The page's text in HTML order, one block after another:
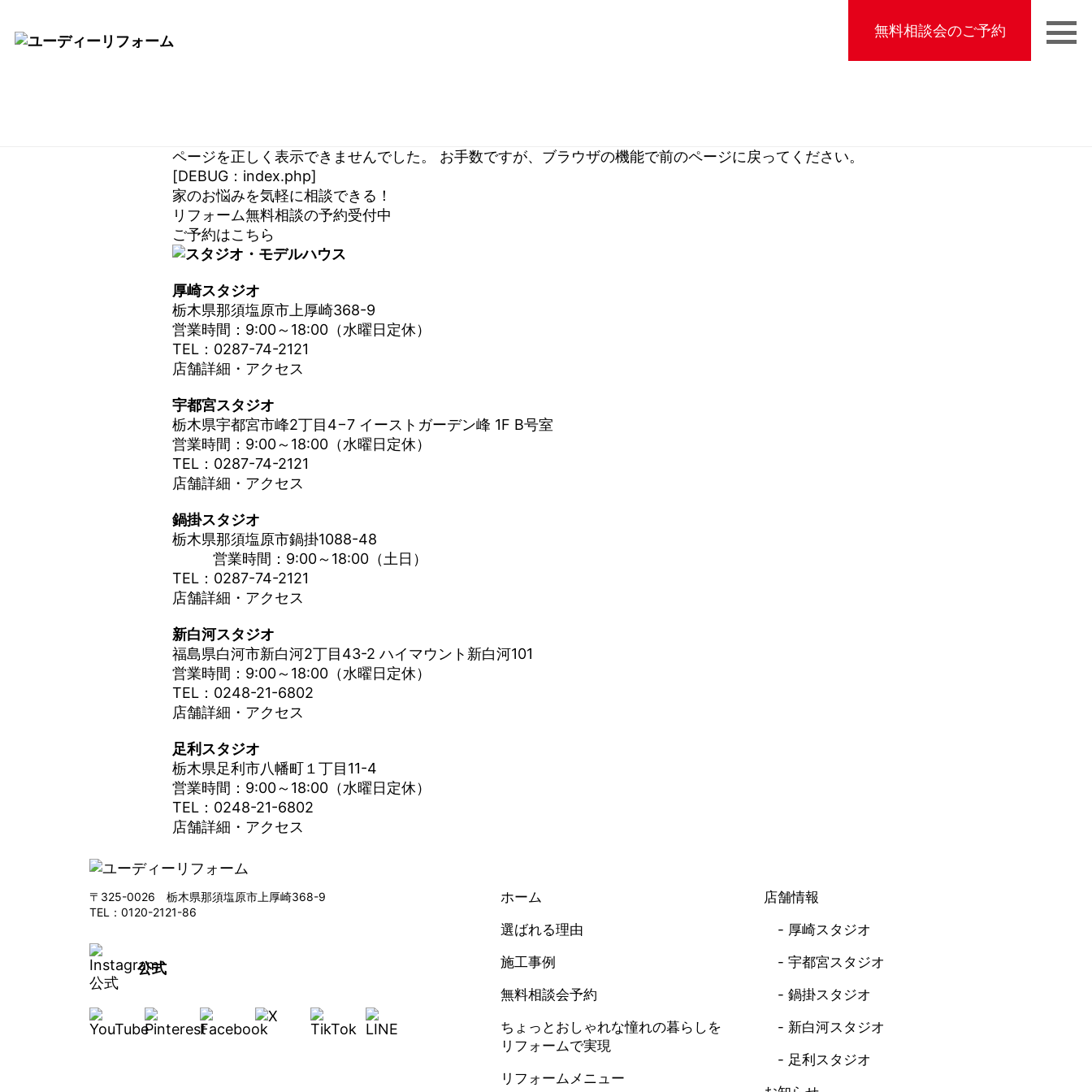
無料相談会のご予約
ページを正しく表示できませんでした。 お手数ですが、ブラウザの機能で前のページに戻ってください。
[DEBUG：index.php]
家のお悩みを気軽に相談できる！
リフォーム無料相談の予約受付中
ご予約はこちら
厚崎スタジオ
栃木県那須塩原市上厚崎368-9
営業時間：9:00～18:00（水曜日定休）
TEL：0287-74-2121
店舗詳細・アクセス
宇都宮スタジオ
栃木県宇都宮市峰2丁目4−7 イーストガーデン峰 1F B号室
営業時間：9:00～18:00（水曜日定休）
TEL：0287-74-2121
店舗詳細・アクセス
鍋掛スタジオ
栃木県那須塩原市鍋掛1088-48
営業時間：9:00～18:00（土日）
TEL：0287-74-2121
店舗詳細・アクセス
新白河スタジオ
福島県白河市新白河2丁目43-2 ハイマウント新白河101
営業時間：9:00～18:00（水曜日定休）
TEL：0248-21-6802
店舗詳細・アクセス
足利スタジオ
栃木県足利市八幡町１丁目11-4
営業時間：9:00～18:00（水曜日定休）
TEL：0248-21-6802
店舗詳細・アクセス
〒325-0026 栃木県那須塩原市上厚崎368-9
TEL：0120-2121-86
公式
ホーム
選ばれる理由
施工事例
無料相談会予約
ちょっとおしゃれな憧れの暮らしを
リフォームで実現
リフォームメニュー
店舗情報
厚崎スタジオ
宇都宮スタジオ
鍋掛スタジオ
新白河スタジオ
足利スタジオ